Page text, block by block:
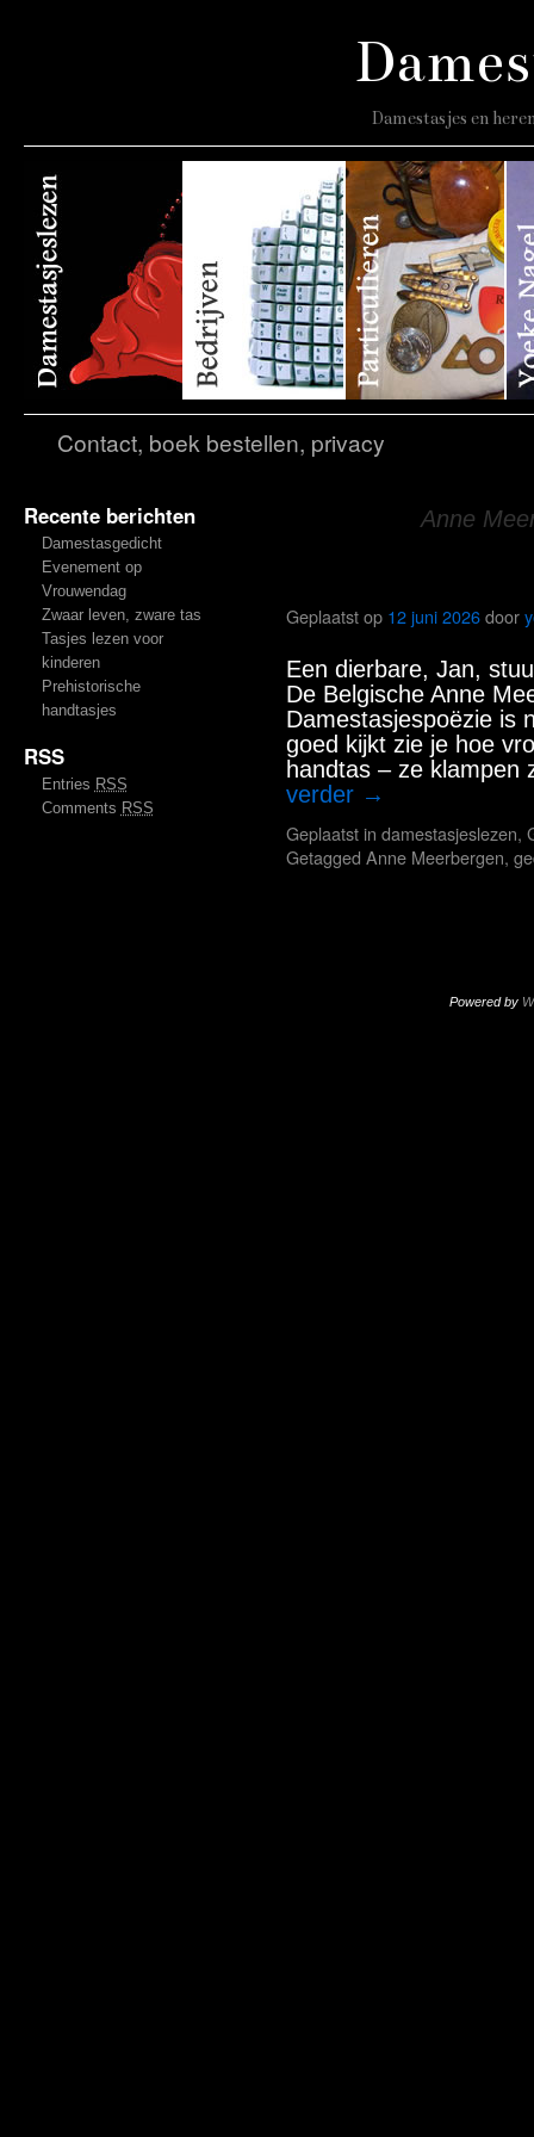
Damestasjes en
Contact, boek bestellen, privacy
Recente berichten
Damestasgedicht
Evenement op
Vrouwendag
Zwaar leven, zware tas
Tasjes lezen voor
kinderen
Prehistorische
handtasjes
RSS
Entries RSS
Comments RSS
Tagarchief:Anne
Geplaatst op 12 juni 2026door
Een dierbare, Jan,
De Belgische Anne
Damestasjespoëzie is
goed kijkt zie je hoe
handtas – ze
verder →
Geplaatst in damestasjeslezen,
Getagged Anne Meerbergen,
Powered by